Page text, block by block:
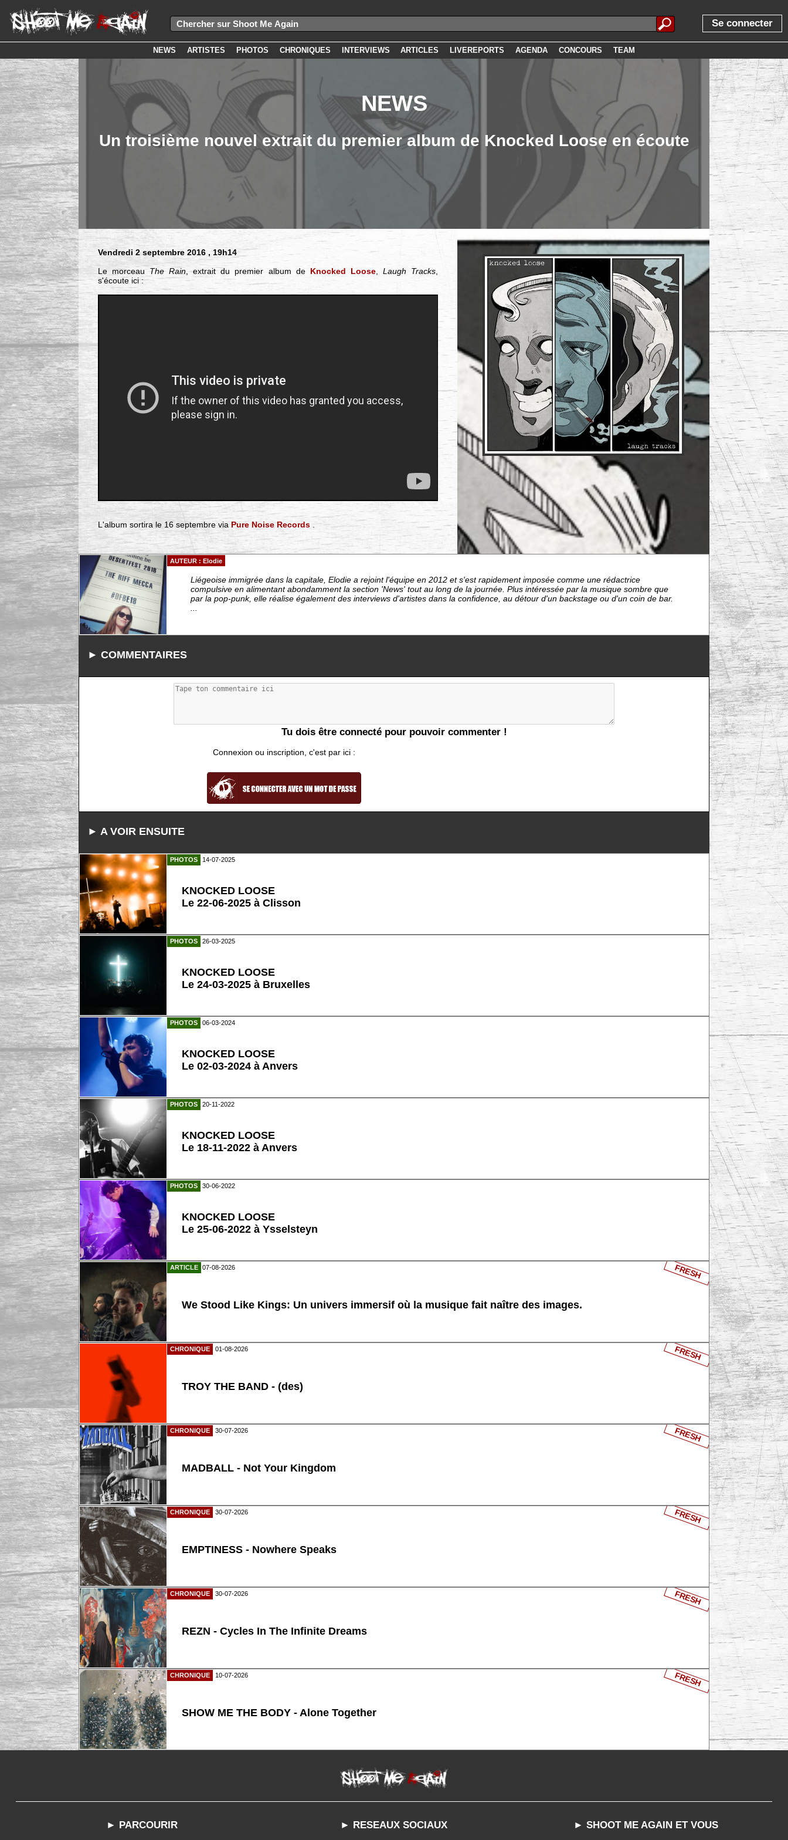
Se connecter
NEWS ARTISTES PHOTOS CHRONIQUES INTERVIEWS ARTICLES LIVEREPORTS AGENDA CONCOURS TEAM
NEWS
Un troisième nouvel extrait du premier album de Knocked Loose en écoute
Vendredi 2 septembre 2016 , 19h14
Le morceau The Rain, extrait du premier album de Knocked Loose,Laugh Tracks,
s'écoute ici :
L'album sortira le 16 septembre via Pure Noise Records.
AUTEUR : Elodie
Liégeoise immigrée dans la capitale, Elodie a rejoint l'équipe en 2012 et s'est rapidement imposée comme une rédactrice
compulsive en alimentant abondamment la section 'News' tout au long de la journée. Plus intéressée par la musique sombre que
par la pop-punk, elle réalise également des interviews d'artistes dans la confidence, au détour d'un backstage ou d'un coin de bar.
► COMMENTAIRES
Tu dois être connecté pour pouvoir commenter !
Connexion ou inscription, c'est par ici :
► A VOIR ENSUITE
PHOTOS 14-07-2025
KNOCKED LOOSE
Le 22-06-2025 à Clisson
PHOTOS 26-03-2025
KNOCKED LOOSE
Le 24-03-2025 à Bruxelles
PHOTOS 06-03-2024
KNOCKED LOOSE
Le 02-03-2024 à Anvers
PHOTOS 20-11-2022
KNOCKED LOOSE
Le 18-11-2022 à Anvers
PHOTOS 30-06-2022
KNOCKED LOOSE
Le 25-06-2022 à Ysselsteyn
ARTICLE 07-08-2026
We Stood Like Kings: Un univers immersif où la musique fait naître des images.
FRESH
CHRONIQUE 01-08-2026
TROY THE BAND - (des)
FRESH
CHRONIQUE 30-07-2026
MADBALL - Not Your Kingdom
FRESH
CHRONIQUE 30-07-2026
EMPTINESS - Nowhere Speaks
FRESH
CHRONIQUE 30-07-2026
REZN - Cycles In The Infinite Dreams
FRESH
CHRONIQUE 10-07-2026
SHOW ME THE BODY - Alone Together
FRESH
► PARCOURIR ► RESEAUX SOCIAUX ► SHOOT ME AGAIN ET VOUS